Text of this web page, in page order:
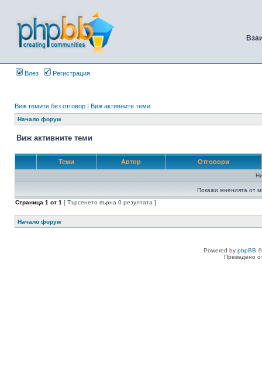
Влез Регистрация
Виж темите без отговор | Виж активните теми
Начало форум
Виж активните теми
Теми Автор Отговори
Покажи мненията от
Страница 1 от 1 [ Търсенето върна 0 резултата ]
Начало форум
Powered by phpBB
Преведено